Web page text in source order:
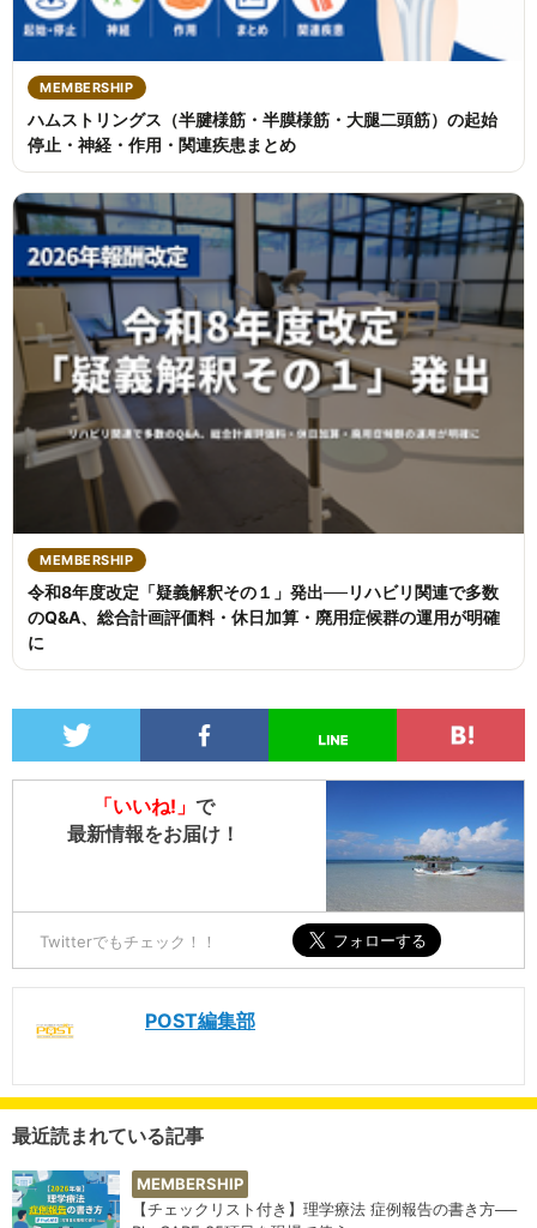
MEMBERSHIP
ハムストリングス（半腱様筋・半膜様筋・大腿二頭筋）の起始
停止・神経・作用・関連疾患まとめ
MEMBERSHIP
令和8年度改定「疑義解釈その１」発出──リハビリ関連で多数
のQ&A、総合計画評価料・休日加算・廃用症候群の運用が明確
に
「いいね!」 で
最新情報をお届け！
Twitterでもチェック！！
POST編集部
最近読まれている記事
MEMBERSHIP
【チェックリスト付き】理学療法 症例報告の書き方──